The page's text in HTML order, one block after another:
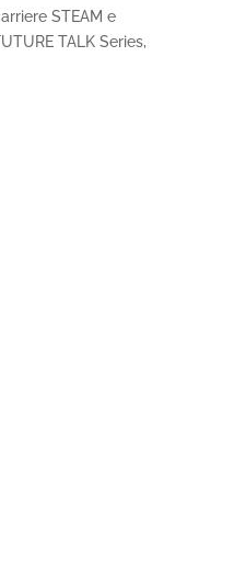
STEAM e
TALK Series,